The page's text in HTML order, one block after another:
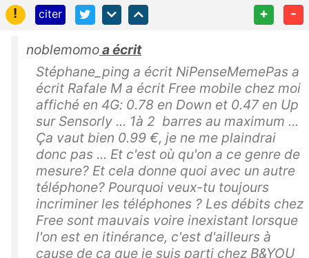
!
citer + -
noblemomoa écrit
Stéphane_ping a écrit NiPenseMemePas a
écrit Rafale M a écrit Free mobile chez moi
affiché en 4G: 0.78 en Down et 0.47 en Up
sur Sensorly ... 1à 2 barres au maximum ...
Ça vaut bien 0.99 €, je ne me plaindrai
donc pas ... Et c'est où qu'on a ce genre de
mesure? Et cela donne quoi avec un autre
téléphone? Pourquoi veux-tu toujours
incriminer les téléphones ? Les débits chez
Free sont mauvais voire inexistant lorsque
l'on est en itinérance, c'est d'ailleurs à
cause de ça que je suis parti chez B&YOU